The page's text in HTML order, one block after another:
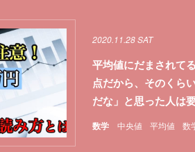
数学 中央値 平均値 数
2020.11.28 SAT
平均値にだまされて
点だから、そのくら
だな」と思った人は